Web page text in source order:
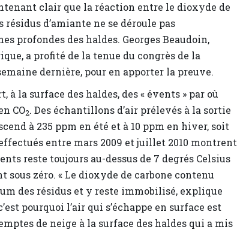
clair que la réaction entre le dioxyde de
d’amiante ne se déroule pas
profondes des haldes. Georges Beaudoin,
a profité de la tenue du congrès de la
dernière, pour en apporter la preuve.
la surface des haldes, des « évents » par où
CO2. Des échantillons d’air prélevés à la sortie
à 235 ppm en été et à 10 ppm en hiver, soit
entre mars 2009 et juillet 2010 montrent
reste toujours au-dessus de 7 degrés Celsius
zéro. « Le dioxyde de carbone contenu
des résidus et y reste immobilisé, explique
pourquoi l’air qui s’échappe en surface est
de neige à la surface des haldes qui a mis